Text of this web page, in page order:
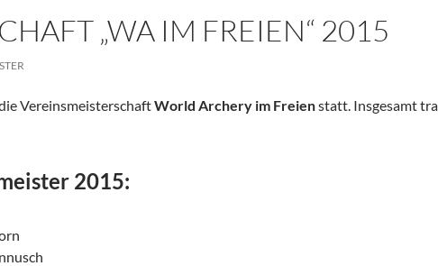
„WA IM FREIEN“ 2015
VereinsmeisterschaftWorld Archery im Freienstatt. Insgesamt
2015: